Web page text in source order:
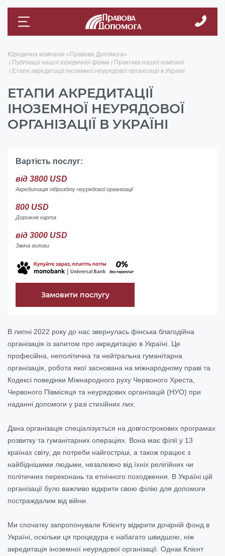
Юридична компанія «Правова Допомога»
Публікації нашої юридичної фірми
Практика нашої компанії
Етапи акредитації іноземної неурядової організації в Україні
ЕТАПИ АКРЕДИТАЦІЇ
ІНОЗЕМНОЇ НЕУРЯДОВОЇ
ОРГАНІЗАЦІЇ В УКРАЇНІ
Вартість послуг:
від 3800 USD
Акредитація підрозділу неурядової організації
800 USD
Дорожня карта
від 3000 USD
Зміна голови
Замовити послугу
В липні 2022 року до нас звернулась фінська благодійна
організація із запитом про акредитацію в Україні. Це
професійна, неполітична та нейтральна гуманітарна
організація, робота якої заснована на міжнародному праві та
Кодексі поведінки Міжнародного руху Червоного Хреста,
Червоного Півмісяця та неурядових організацій (НУО) при
наданні допомоги у разі стихійних лих.
Дана організація спеціалізується на довгострокових програмах
розвитку та гуманітарних операціях. Вона має філії у 13
країнах світу, де потреби найгостріші, а також працює з
найбіднішими людьми, незалежно від їхніх релігійних чи
політичних переконань та етнічного походження. В Україні цій
організації було важливо відкрити свою філію для допомоги
постраждалим від війни.
Ми спочатку запропонували Клієнту відкрити дочірній фонд в
Україні, оскільки ця процедура є набагато швидшою, ніж
акредитація іноземної неурядової організації. Однак Клієнт